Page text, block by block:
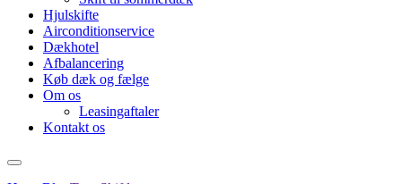
Hjulskifte
Airconditionservice
Dækhotel
Afbalancering
Køb dæk og fælge
Om os
Leasingaftaler
Kontakt os